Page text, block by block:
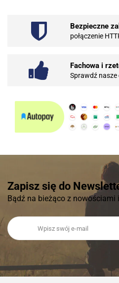
Bezpieczne
połączenie
Fachowa i
Sprawdź nasze
Zapisz się do
Bądź na bieżąco z nowościami